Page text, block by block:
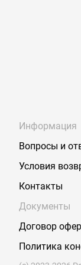
Информация
Вопросы и
Условия
Контакты
Документы
Договор
Политика